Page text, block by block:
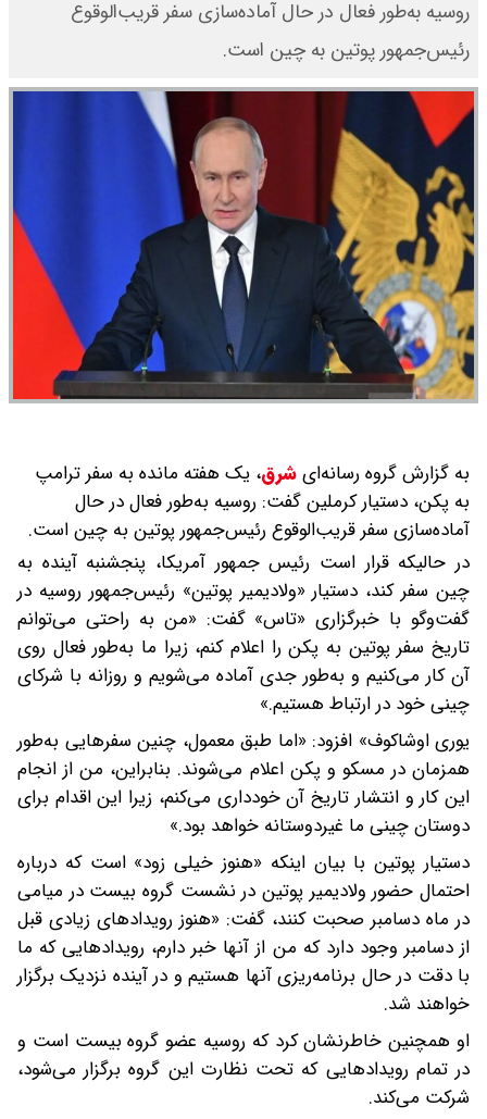
روسیه به‌طور فعال در حال آماده‌سازی سفر قریب‌الوقوع
رئیس‌جمهور پوتین به چین است.
به گزارش گروه رسانه‌ایشرق، یک هفته مانده به سفر ترامپ
به پکن، دستیار کرملین گفت: روسیه به‌طور فعال در حال
آماده‌سازی سفر قریب‌الوقوع رئیس‌جمهور پوتین به چین است.
در حالیکه قرار است رئیس جمهور آمریکا، پنجشنبه آینده به
چین سفر کند، دستیار «ولادیمیر پوتین» رئیس‌جمهور روسیه در
گفت‌و‌گو با خبرگزاری «تاس» گفت: «من به راحتی می‌توانم
تاریخ سفر پوتین به پکن را اعلام کنم، زیرا ما به‌طور فعال روی
آن کار می‌کنیم و به‌طور جدی آماده می‌شویم و روزانه با شرکای
چینی خود در ارتباط هستیم.»
یوری اوشاکوف» افزود: «اما طبق معمول، چنین سفر‌هایی به‌طور
همزمان در مسکو و پکن اعلام می‌شوند. بنابراین، من از انجام
این کار و انتشار تاریخ آن خودداری می‌کنم، زیرا این اقدام برای
دوستان چینی ما غیردوستانه خواهد بود.»
دستیار پوتین با بیان اینکه «هنوز خیلی زود» است که درباره
احتمال حضور ولادیمیر پوتین در نشست گروه بیست در میامی
در ماه دسامبر صحبت کنند، گفت: «هنوز رویداد‌های زیادی قبل
از دسامبر وجود دارد که من از آنها خبر دارم، رویداد‌هایی که ما
با دقت در حال برنامه‌ریزی آنها هستیم و در آینده نزدیک برگزار
خواهند شد.
او همچنین خاطرنشان کرد که روسیه عضو گروه بیست است و
در تمام رویداد‌هایی که تحت نظارت این گروه برگزار می‌شود،
شرکت می‌کند.